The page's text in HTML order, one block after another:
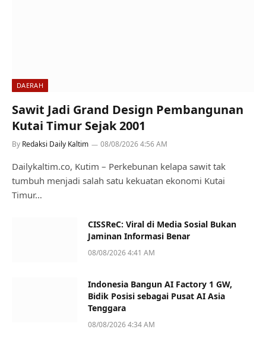
DAERAH
Sawit Jadi Grand Design Pembangunan
Kutai Timur Sejak 2001
By Redaksi Daily Kaltim 08/08/2026 4:56 AM
Dailykaltim.co, Kutim – Perkebunan kelapa sawit tak
tumbuh menjadi salah satu kekuatan ekonomi Kutai
Timur…
CISSReC: Viral di Media Sosial Bukan
Jaminan Informasi Benar
08/08/2026 4:41 AM
Indonesia Bangun AI Factory 1 GW,
Bidik Posisi sebagai Pusat AI Asia
Tenggara
08/08/2026 4:34 AM